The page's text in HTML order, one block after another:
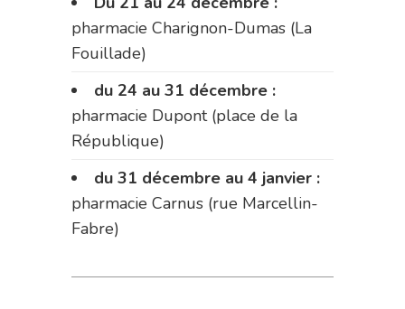
pharmacie Charignon-Dumas (La
Fouillade)
du 24 au 31 décembre :
pharmacie Dupont (place de la
République)
du 31 décembre au 4 janvier :
pharmacie Carnus (rue Marcellin-
Fabre)